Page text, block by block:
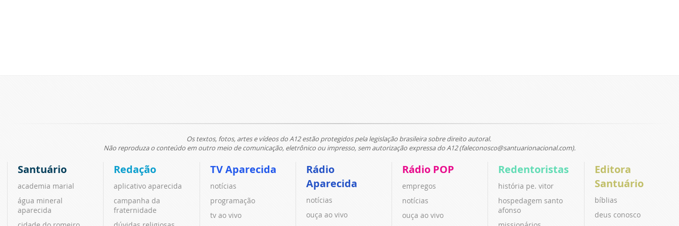
Os textos, fotos, artes e vídeos do A12 estão protegidos pela legislação brasileira sobre direito autoral.
Não reproduza o conteúdo em outro meio de comunicação, eletrônico ou impresso, sem autorização expressa do A12 (faleconosco@santuarionacional.com).
Santuário
academia marial
água mineral
aparecida
Redação
aplicativo aparecida
campanha da
fraternidade
TV Aparecida
notícias
programação
tv ao vivo
Rádio
Aparecida
notícias
ouça ao vivo
Rádio POP
empregos
notícias
ouça ao vivo
Redentoristas
história pe. vitor
hospedagem santo
afonso
Editora
Santuário
bíblias
deus conosco